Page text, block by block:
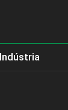
Indústria